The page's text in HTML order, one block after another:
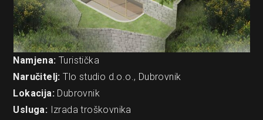
Namjena: Turistička
Naručitelj: Tlo studio d.o.o., Dubrovnik
Lokacija: Dubrovnik
Usluga: Izrada troškovnika